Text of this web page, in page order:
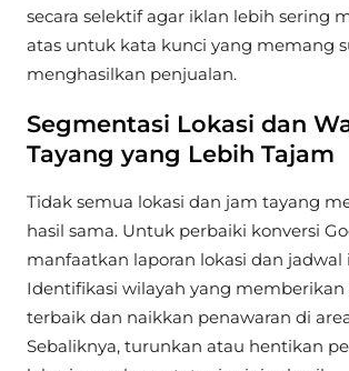
secara selektif agar iklan lebih sering
atas untuk kata kunci yang memang
menghasilkan penjualan.
Segmentasi Lokasi dan
Tayang yang Lebih Tajam
Tidak semua lokasi dan jam tayang
hasil sama. Untuk perbaiki konversi
manfaatkan laporan lokasi dan jadwal
Identifikasi wilayah yang memberikan
terbaik dan naikkan penawaran di
Sebaliknya, turunkan atau hentikan